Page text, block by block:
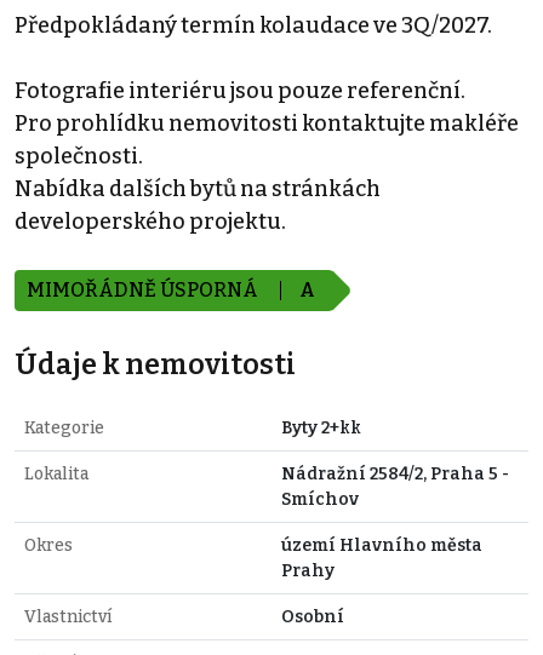
Předpokládaný termín kolaudace ve 3Q/2027.
Fotografie interiéru jsou pouze referenční.
Pro prohlídku nemovitosti kontaktujte makléře
společnosti.
Nabídka dalších bytů na stránkách
developerského projektu.
MIMOŘÁDNĚ ÚSPORNÁ A
Údaje k nemovitosti
Kategorie Byty 2+kk
Lokalita
Nádražní 2584/2, Praha 5 -
Smíchov
Okres
území Hlavního města
Prahy
Vlastnictví Osobní